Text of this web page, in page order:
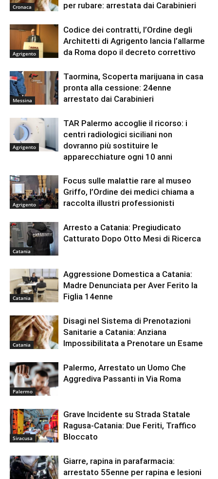
Cronaca
per rubare: arrestata dai Carabinieri
Agrigento
Codice dei contratti, l’Ordine degli
Architetti di Agrigento lancia l’allarme
da Roma dopo il decreto correttivo
Messina
Taormina, Scoperta marijuana in casa
pronta alla cessione: 24enne
arrestato dai Carabinieri
Agrigento
TAR Palermo accoglie il ricorso: i
centri radiologici siciliani non
dovranno più sostituire le
apparecchiature ogni 10 anni
Agrigento
Focus sulle malattie rare al museo
Griffo, l’Ordine dei medici chiama a
raccolta illustri professionisti
Catania
Arresto a Catania: Pregiudicato
Catturato Dopo Otto Mesi di Ricerca
Catania
Aggressione Domestica a Catania:
Madre Denunciata per Aver Ferito la
Figlia 14enne
Catania
Disagi nel Sistema di Prenotazioni
Sanitarie a Catania: Anziana
Impossibilitata a Prenotare un Esame
Palermo
Palermo, Arrestato un Uomo Che
Aggrediva Passanti in Via Roma
Siracusa
Grave Incidente su Strada Statale
Ragusa-Catania: Due Feriti, Traffico
Bloccato
Giarre, rapina in parafarmacia:
arrestato 55enne per rapina e lesioni